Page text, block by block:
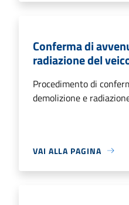
Conferma di
radiazione del
Procedimento di
demolizione e
VAI ALLA PAGINA